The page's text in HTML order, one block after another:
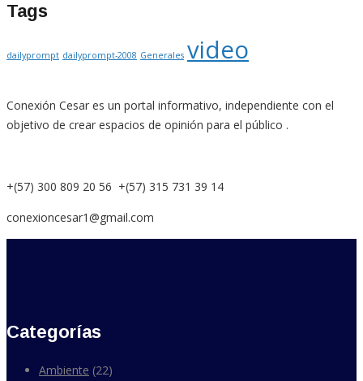
Tags
dailyprompt dailyprompt-2008 Generales video
Conexión Cesar es un portal informativo, independiente con el
objetivo de crear espacios de opinión para el público .
+(57) 300 809 20 56 +(57) 315 731 39 14
conexioncesar1@gmail.com
Categorías
Ambiente (22)